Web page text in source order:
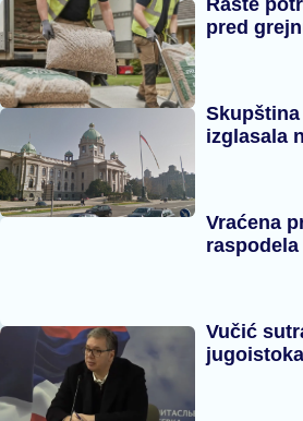
pred
izglasala
Vraćena
Vučić